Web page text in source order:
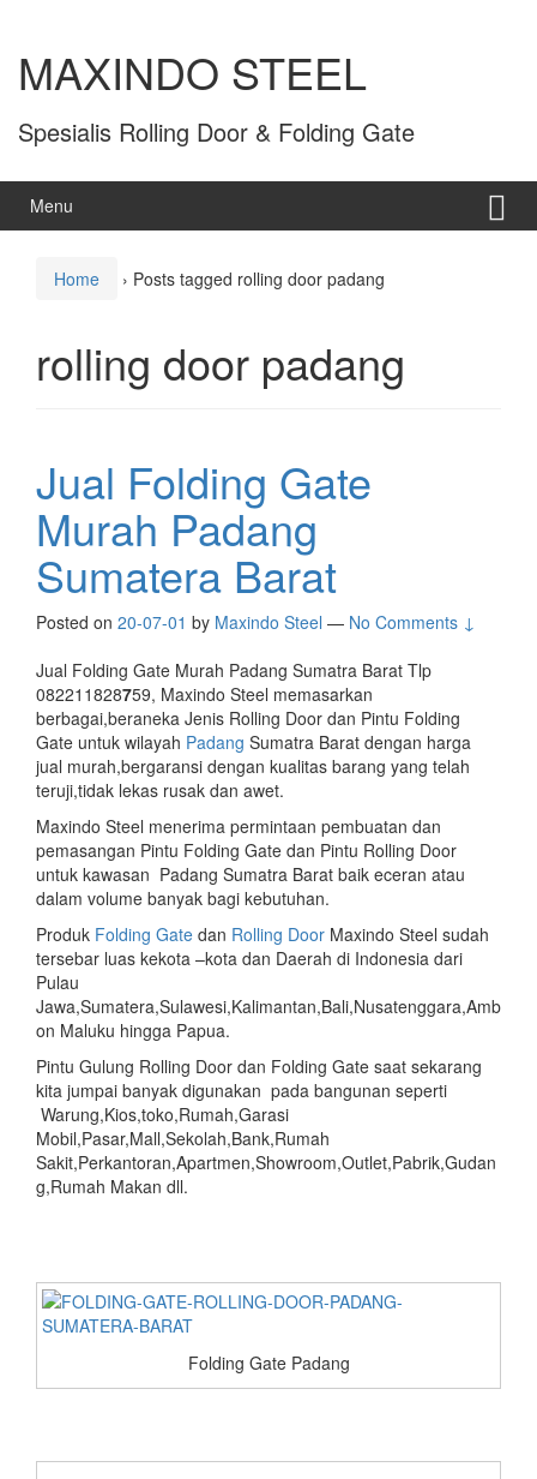
MAXINDO STEEL
Spesialis Rolling Door & Folding Gate
Menu
Home › Posts tagged rolling door padang
rolling door padang
Jual Folding Gate
Murah Padang
Sumatera Barat
Posted on 20-07-01 by Maxindo Steel — No Comments ↓
Jual Folding Gate Murah Padang Sumatra Barat Tlp
082211828759, Maxindo Steel memasarkan
berbagai,beraneka Jenis Rolling Door dan Pintu Folding
Gate untuk wilayah Padang Sumatra Barat dengan harga
jual murah,bergaransi dengan kualitas barang yang telah
teruji,tidak lekas rusak dan awet.
Maxindo Steel menerima permintaan pembuatan dan
pemasangan Pintu Folding Gate dan Pintu Rolling Door
untuk kawasan Padang Sumatra Barat baik eceran atau
dalam volume banyak bagi kebutuhan.
Produk Folding Gate dan Rolling Door Maxindo Steel sudah
tersebar luas kekota –kota dan Daerah di Indonesia dari
Pulau
Jawa,Sumatera,Sulawesi,Kalimantan,Bali,Nusatenggara,Amb
on Maluku hingga Papua.
Pintu Gulung Rolling Door dan Folding Gate saat sekarang
kita jumpai banyak digunakan pada bangunan seperti
Warung,Kios,toko,Rumah,Garasi
Mobil,Pasar,Mall,Sekolah,Bank,Rumah
Sakit,Perkantoran,Apartmen,Showroom,Outlet,Pabrik,Gudan
g,Rumah Makan dll.
Folding Gate Padang